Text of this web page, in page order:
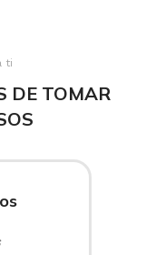
ti
DE TOMAR